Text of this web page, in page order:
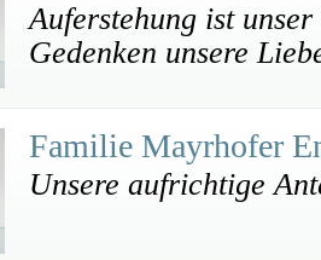
Auferstehung ist
Gedenken unsere
Familie Mayrhofer
Unsere aufrichtige